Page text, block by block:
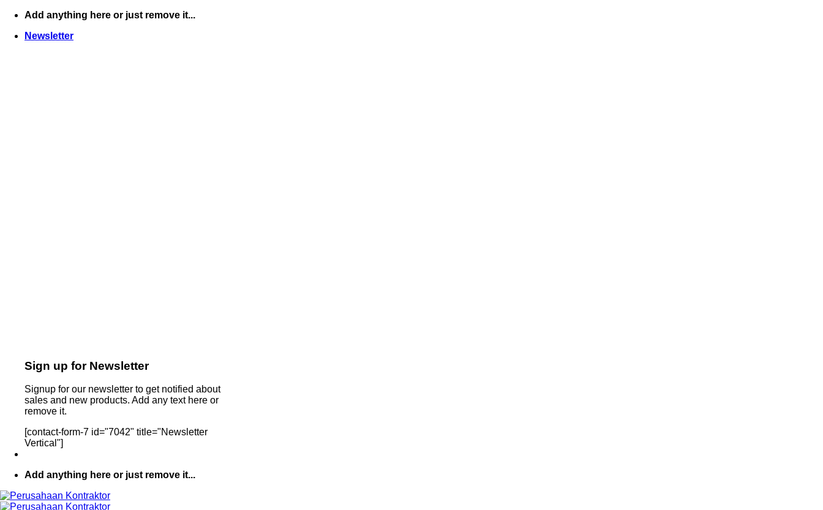
Skip
content
Add anything here or just remove it...
Newsletter
Sign up for Newsletter
Signup for our newsletter to get notified about
sales and new products. Add any text here or
remove it.
[contact-form-7 id="7042" title="Newsletter
Vertical"]
Add anything here or just remove it...